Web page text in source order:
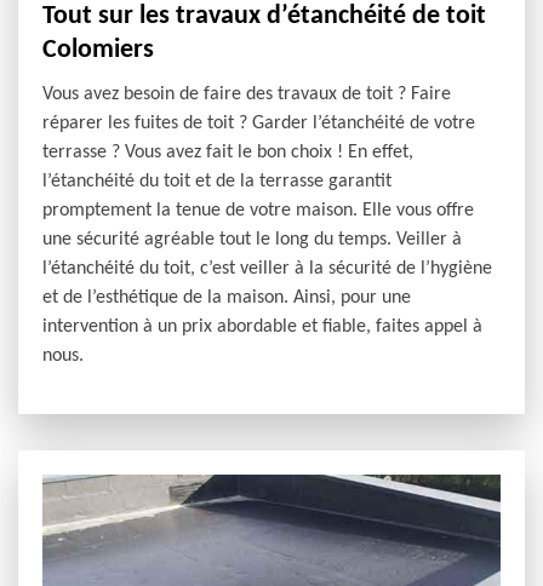
Tout sur les travaux d’étanchéité de toit
Colomiers
Vous avez besoin de faire des travaux de toit ? Faire
réparer les fuites de toit ? Garder l’étanchéité de votre
terrasse ? Vous avez fait le bon choix ! En effet,
l’étanchéité du toit et de la terrasse garantit
promptement la tenue de votre maison. Elle vous offre
une sécurité agréable tout le long du temps. Veiller à
l’étanchéité du toit, c’est veiller à la sécurité de l’hygiène
et de l’esthétique de la maison. Ainsi, pour une
intervention à un prix abordable et fiable, faites appel à
nous.